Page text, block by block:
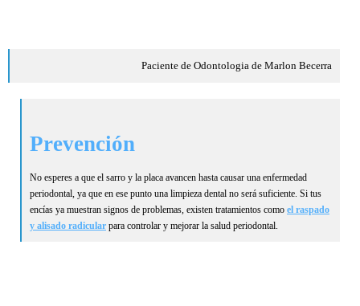
Paciente de Odontologia de Marlon Becerra
Prevención
No esperes a que el sarro y la placa avancen hasta causar una enfermedad
periodontal, ya que en ese punto una limpieza dental no será suficiente. Si tus
encías ya muestran signos de problemas, existen tratamientos como el raspado
y alisado radicular para controlar y mejorar la salud periodontal.